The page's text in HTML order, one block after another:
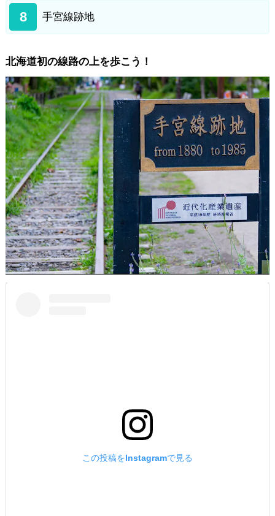
8 手宮線跡地
北海道初の線路の上を歩こう！
この投稿をInstagramで見る